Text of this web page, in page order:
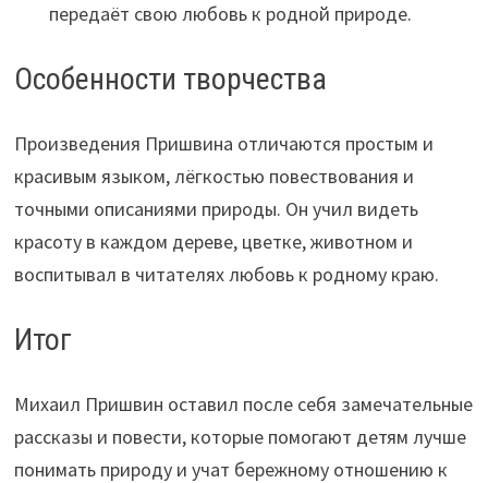
передаёт свою любовь к родной природе.
Особенности творчества
Произведения Пришвина отличаются простым и
красивым языком, лёгкостью повествования и
точными описаниями природы. Он учил видеть
красоту в каждом дереве, цветке, животном и
воспитывал в читателях любовь к родному краю.
Итог
Михаил Пришвин оставил после себя замечательные
рассказы и повести, которые помогают детям лучше
понимать природу и учат бережному отношению к